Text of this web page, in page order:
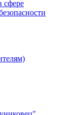
сфере